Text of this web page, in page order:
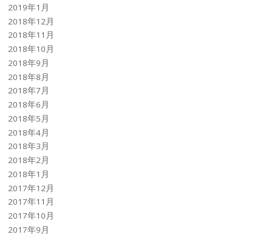
2019年1月
2018年12月
2018年11月
2018年10月
2018年9月
2018年8月
2018年7月
2018年6月
2018年5月
2018年4月
2018年3月
2018年2月
2018年1月
2017年12月
2017年11月
2017年10月
2017年9月